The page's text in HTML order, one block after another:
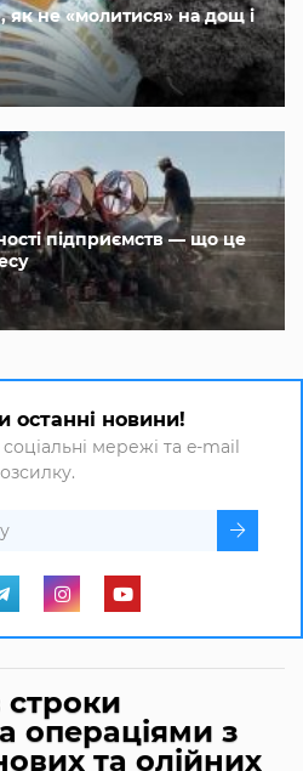
не «молитися» на дощ і
підприємств — що це
останні новини!
мережі та e-mail
операціями з
та олійних